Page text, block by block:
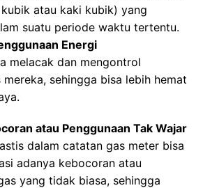
atau kaki kubik) yang
suatu periode waktu tertentu.
Energi
melacak dan mengontrol
mereka, sehingga bisa lebih hemat
atau Penggunaan Tak Wajar
dalam catatan gas meter bisa
adanya kebocoran atau
yang tidak biasa, sehingga